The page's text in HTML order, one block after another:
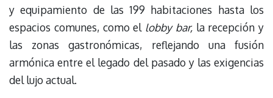
y equipamiento de las 199 habitaciones hasta los
espacios comunes, como el lobby bar,la recepción y
las zonas gastronómicas, reflejando una fusión
armónica entre el legado del pasado y las exigencias
del lujo actual.